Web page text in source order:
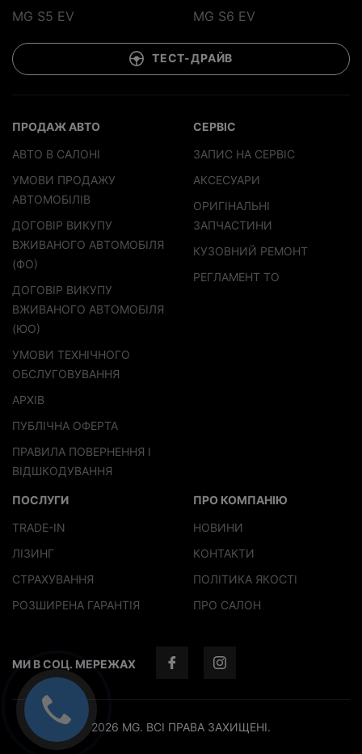
MG S5 EV
MG S6 EV
ТЕСТ-ДРАЙВ
ПРОДАЖ АВТО
АВТО В САЛОНІ
УМОВИ ПРОДАЖУ
АВТОМОБІЛІВ
ДОГОВІР ВИКУПУ
ВЖИВАНОГО АВТОМОБІЛЯ
(ФО)
ДОГОВІР ВИКУПУ
ВЖИВАНОГО АВТОМОБІЛЯ
(ЮО)
УМОВИ ТЕХНІЧНОГО
ОБСЛУГОВУВАННЯ
АРХІВ
ПУБЛІЧНА ОФЕРТА
ПРАВИЛА ПОВЕРНЕННЯ І
ВІДШКОДУВАННЯ
СЕРВІС
ЗАПИС НА СЕРВІС
АКСЕСУАРИ
ОРИГІНАЛЬНІ
ЗАПЧАСТИНИ
КУЗОВНИЙ РЕМОНТ
РЕГЛАМЕНТ ТО
ПОСЛУГИ
TRADE-IN
ЛІЗИНГ
СТРАХУВАННЯ
РОЗШИРЕНА ГАРАНТІЯ
ПРО КОМПАНІЮ
НОВИНИ
КОНТАКТИ
ПОЛІТИКА ЯКОСТІ
ПРО САЛОН
МИ В СОЦ. МЕРЕЖАХ
2026 MG. ВСІ ПРАВА ЗАХИЩЕНІ.